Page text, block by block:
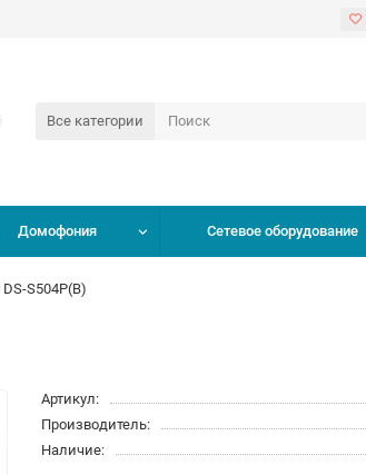
Все категории
Домофония Сетевое оборудование
S504P(B)
Артикул:
Производитель:
Наличие: